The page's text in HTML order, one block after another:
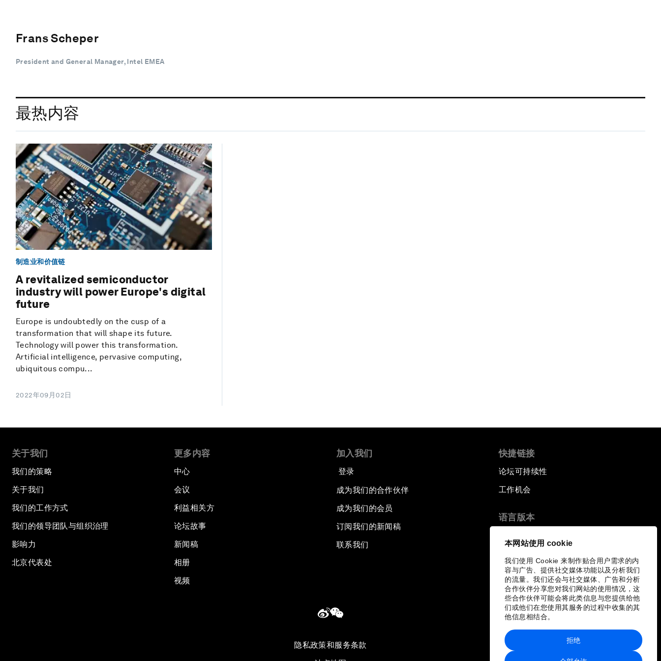
本网站使用 cookie
我们使用 Cookie 来制作贴合用户需求的内
容与广告、提供社交媒体功能以及分析我们
的流量。我们还会与社交媒体、广告和分析
合作伙伴分享您对我们网站的使用情况，这
些合作伙伴可能会将此类信息与您提供给他
们或他们在您使用其服务的过程中收集的其
他信息相结合。
拒绝
Frans Scheper
President and General Manager, Intel EMEA
最热内容
制造业和价值链
A revitalized semiconductor
industry will power Europe's digital
future
Europe is undoubtedly on the cusp of a
transformation that will shape its future.
Technology will power this transformation.
Artificial intelligence, pervasive computing,
ubiquitous compu...
2022年09月02日
关于我们
我们的策略
关于我们
我们的工作方式
我们的领导团队与组织治理
影响力
北京代表处
更多内容
中心
会议
利益相关方
论坛故事
新闻稿
相册
视频
加入我们
登录
成为我们的合作伙伴
成为我们的会员
订阅我们的新闻稿
联系我们
快捷链接
论坛可持续性
工作机会
语言版本
隐私政策和服务条款